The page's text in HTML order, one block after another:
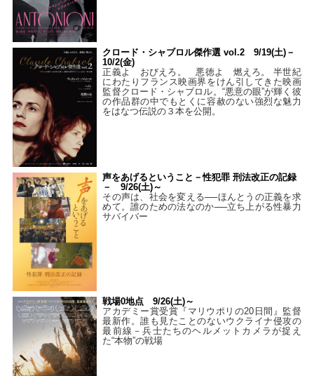
クロード・シャブロル傑作選 vol.2 9/19(土)－
10/2(金)
正義よ おびえろ。 悪徳よ 燃えろ。 半世紀
にわたりフランス映画界をけん引してきた映画
監督クロード・シャブロル。“悪意の眼”が輝く彼
の作品群の中でもとくに容赦のない強烈な魅力
をはなつ伝説の３本を公開。
声をあげるということ－性犯罪 刑法改正の記録
－ 9/26(土)～
その声は、社会を変える──ほんとうの正義を求
めて。誰のための法なのか──立ち上がる性暴力
サバイバー
戦場0地点 9/26(土)～
アカデミー賞受賞『マリウポリの20日間』監督
最新作。誰も見たことのないウクライナ侵攻の
最前線－兵士たちのヘルメットカメラが捉え
た“本物”の戦場